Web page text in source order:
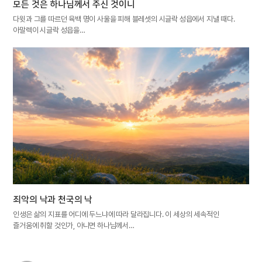
모든 것은 하나님께서 주신 것이니
다윗과 그를 따르던 육백 명이 사울을 피해 블레셋의 시글락 성읍에서 지낼 때다.
아말렉이 시글락 성읍을…
죄악의 낙과 천국의 낙
인생은 삶의 지표를 어디에 두느냐에 따라 달라집니다. 이 세상의 세속적인
즐거움에 취할 것인가, 아니면 하나님께서…